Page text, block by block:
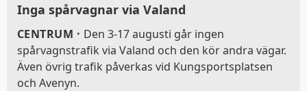
Inga spårvagnar via Valand
CENTRUM · Den 3-17 augusti går ingen
spårvagnstrafik via Valand och den kör andra vägar.
Även övrig trafik påverkas vid Kungsportsplatsen
och Avenyn.